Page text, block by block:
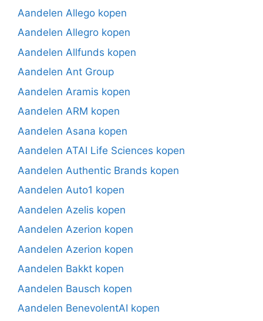
Aandelen Allego kopen
Aandelen Allegro kopen
Aandelen Allfunds kopen
Aandelen Ant Group
Aandelen Aramis kopen
Aandelen ARM kopen
Aandelen Asana kopen
Aandelen ATAI Life Sciences kopen
Aandelen Authentic Brands kopen
Aandelen Auto1 kopen
Aandelen Azelis kopen
Aandelen Azerion kopen
Aandelen Azerion kopen
Aandelen Bakkt kopen
Aandelen Bausch kopen
Aandelen BenevolentAI kopen